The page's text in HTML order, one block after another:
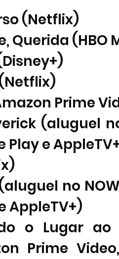
(Netflix)
Querida (HBO
Prime
(aluguel
Play e
no
AppleTV+)
o Lugar ao
Prime